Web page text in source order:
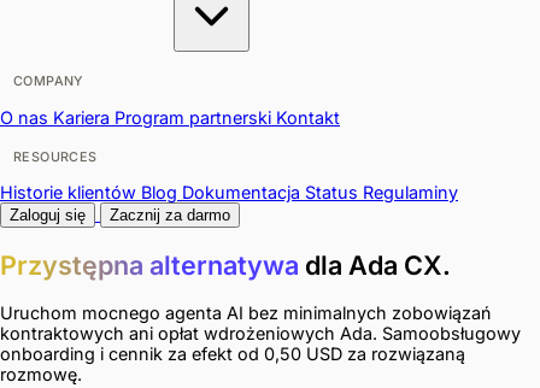
COMPANY
O nas Kariera Program partnerski Kontakt
RESOURCES
Historie klientów Blog Dokumentacja Status Regulaminy
Zaloguj się Zacznij za darmo
Przystępna alternatywa dla Ada CX.
Uruchom mocnego agenta AI bez minimalnych zobowiązań
kontraktowych ani opłat wdrożeniowych Ada. Samoobsługowy
onboarding i cennik za efekt od 0,50 USD za rozwiązaną
rozmowę.